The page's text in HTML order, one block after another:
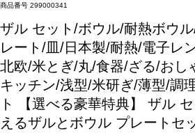
商品番号 299000341
ザル セット/ボウル/耐熱ボウ
レート/皿/日本製/耐熱/電子レ
北欧/米とぎ/丸/食器/ざる/おし
キッチン/浅型/米研ぎ/薄型/調
ト 【選べる豪華特典】 ザル
えるザルとボウル プレートセ